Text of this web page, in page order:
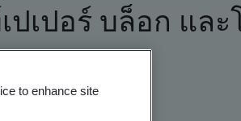
เปอร์ บล็อก และ
to enhance site